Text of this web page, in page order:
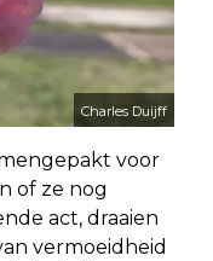
Charles Duijff
voor
of ze nog
act, draaien
vermoeidheid